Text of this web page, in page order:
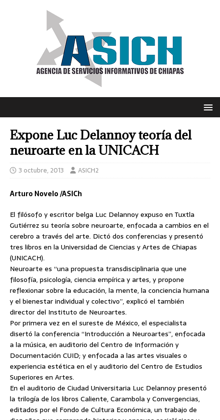
Expone Luc Delannoy teoría del
neuroarte en la UNICACH
3 octubre, 2013 ASICH2
Arturo Novelo /ASICh
El filósofo y escritor belga Luc Delannoy expuso en Tuxtla
Gutiérrez su teoría sobre neuroarte, enfocada a cambios en el
cerebro a través del arte. Dictó dos conferencias y presentó
tres libros en la Universidad de Ciencias y Artes de Chiapas
(UNICACH).
Neuroarte es “una propuesta transdisciplinaria que une
filosofía, psicología, ciencia empírica y artes,y propone
reflexionar sobre la educación, la mente, la conciencia humana
y el bienestar individual y colectivo”, explicó el también
director del Instituto de Neuroartes.
Por primera vez en el sureste de México, el especialista
disertó la conferencia “Introducción a Neuroartes”, enfocada
a la música, en auditorio del Centro de Información y
Documentación CUID; y enfocada a las artes visuales o
experiencia estética en el y auditorio del Centro de Estudios
Superiores en Artes.
En el auditorio de Ciudad Universitaria Luc Delannoy presentó
la trilogía de los libros Caliente, Carambola y Convergencias,
editados por el Fondo de Cultura Económica, un trabajo de